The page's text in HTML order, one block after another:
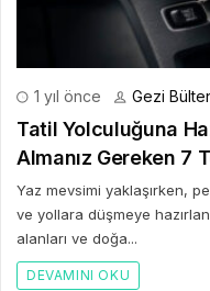
1 yıl önce Gezi
Tatil Yolculuğuna
Almanız Gereken 7
Yaz mevsimi yaklaşırken,
ve yollara düşmeye
alanları ve doğa...
DEVAMINI OKU